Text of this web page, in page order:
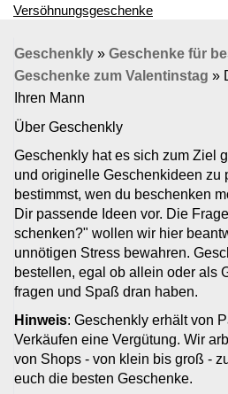
Versöhnungsgeschenke
Geschenkly » Geschenke für
Geschenke zum Valentinstag »
Ihren Mann
Über Geschenkly
Geschenkly hat es sich zum Ziel
und originelle Geschenkideen zu
bestimmst, wen du beschenken
Dir passende Ideen vor. Die
schenken?" wollen wir hier
unnötigen Stress bewahren.
bestellen, egal ob allein oder als
fragen und Spaß dran haben.
Hinweis: Geschenkly erhält von
Verkäufen eine Vergütung. Wir
von Shops - von klein bis groß -
euch die besten Geschenke.